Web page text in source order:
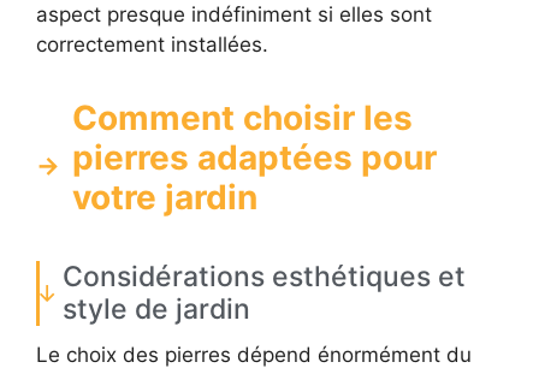
aspect presque indéfiniment si elles sont
correctement installées.
Comment choisir les
pierres adaptées pour
votre jardin
Considérations esthétiques et
style de jardin
Le choix des pierres dépend énormément du